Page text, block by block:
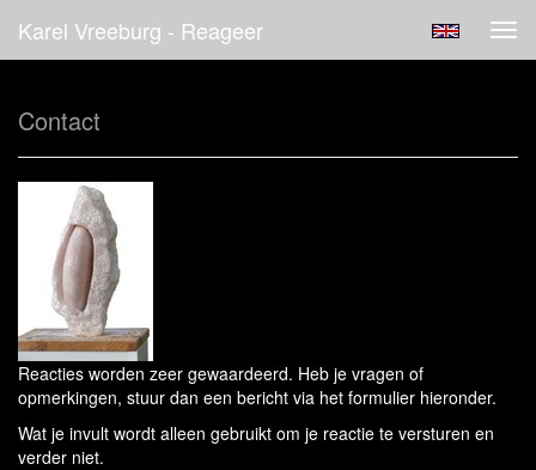
Karel Vreeburg - Reageer
Contact
Reacties worden zeer gewaardeerd. Heb je vragen of
opmerkingen, stuur dan een bericht via het formulier hieronder.
Wat je invult wordt alleen gebruikt om je reactie te versturen en
verder niet.